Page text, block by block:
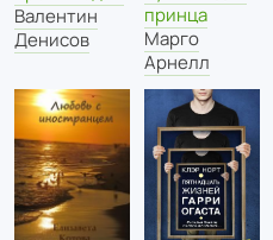
Валентин
Денисов
принца
Марго
Арнелл